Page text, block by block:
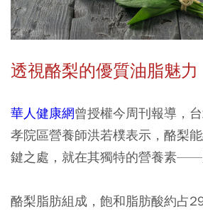
透視酪梨的優質油脂魅力
華人健康網曾授權今周刊報導，
孝院區營養師洪若樸表示，酪梨
鍵之處，就在其獨特的營養素——
酪梨脂肪組成，飽和脂肪酸約占